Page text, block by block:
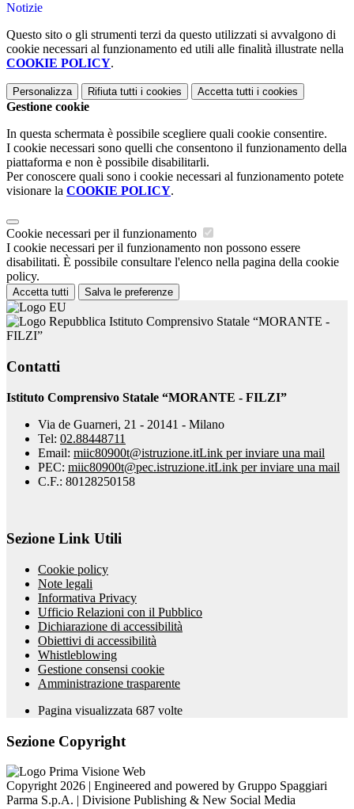
Notizie
Questo sito o gli strumenti terzi da questo utilizzati si avvalgono di
cookie necessari al funzionamento ed utili alle finalità illustrate nella
COOKIE POLICY.
Personalizza Rifiuta tutti i cookies Accetta tutti i cookies
Gestione cookie
In questa schermata è possibile scegliere quali cookie consentire.
I cookie necessari sono quelli che consentono il funzionamento della
piattaforma e non è possibile disabilitarli.
Per conoscere quali sono i cookie necessari al funzionamento potete
visionare la COOKIE POLICY.
Cookie necessari per il funzionamento
I cookie necessari per il funzionamento non possono essere
disabilitati. È possibile consultare l'elenco nella pagina della cookie
policy.
Accetta tutti Salva le preferenze
Istituto Comprensivo Statale “MORANTE -
FILZI”
Contatti
Istituto Comprensivo Statale “MORANTE - FILZI”
Via de Guarneri, 21 - 20141 - Milano
Tel: 02.88448711
Email: miic80900t@istruzione.itLink per inviare una mail
PEC: miic80900t@pec.istruzione.itLink per inviare una mail
C.F.: 80128250158
Sezione Link Utili
Cookie policy
Note legali
Informativa Privacy
Ufficio Relazioni con il Pubblico
Dichiarazione di accessibilità
Obiettivi di accessibilità
Whistleblowing
Gestione consensi cookie
Amministrazione trasparente
Pagina visualizzata 687 volte
Sezione Copyright
Copyright 2026 | Engineered and powered by Gruppo Spaggiari
Parma S.p.A. | Divisione Publishing & New Social Media